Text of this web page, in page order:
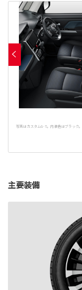
写真はカスタムG-T。内装色はブラック。
主要装備